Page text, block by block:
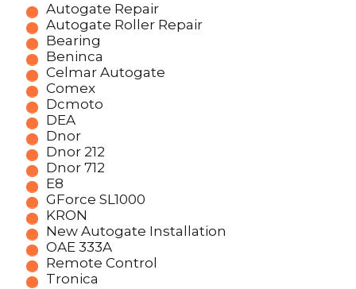
Autogate Repair
Autogate Roller Repair
Bearing
Beninca
Celmar Autogate
Comex
Dcmoto
DEA
Dnor
Dnor 212
Dnor 712
E8
GForce SL1000
KRON
New Autogate Installation
OAE 333A
Remote Control
Tronica